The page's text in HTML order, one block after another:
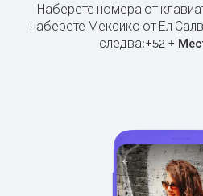
Наберете номера от
наберете Мексико от Ел
следва:+52 +